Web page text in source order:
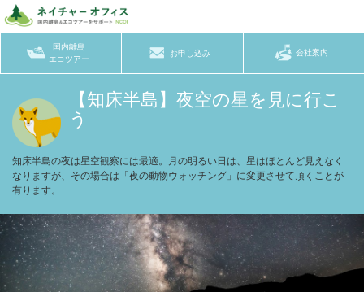
国内離島
エコツアー
お申し込み 会社案内
【知床半島】夜空の星を見に行こ
う
知床半島の夜は星空観察には最適。月の明るい日は、星はほとんど見えなく
なりますが、その場合は「夜の動物ウォッチング」に変更させて頂くことが
有ります。